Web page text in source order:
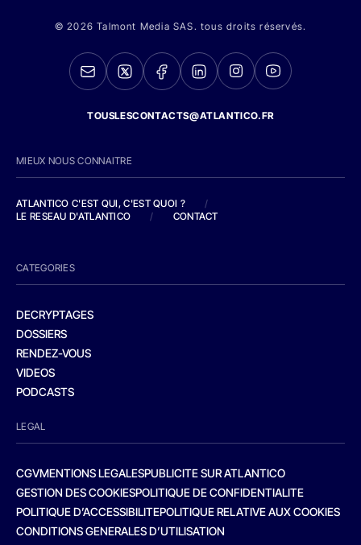
© 2026 Talmont Media SAS. tous droits réservés.
TOUSLESCONTACTS@ATLANTICO.FR
MIEUX NOUS CONNAITRE
ATLANTICO C'EST QUI, C'EST QUOI ?
/
LE RESEAU D'ATLANTICO
/ CONTACT
CATEGORIES
DECRYPTAGES
DOSSIERS
RENDEZ-VOUS
VIDEOS
PODCASTS
LEGAL
CGVMENTIONS LEGALESPUBLICITE SUR ATLANTICO
GESTION DES COOKIESPOLITIQUE DE CONFIDENTIALITE
POLITIQUE D’ACCESSIBILITEPOLITIQUE RELATIVE AUX COOKIES
CONDITIONS GENERALES D’UTILISATION